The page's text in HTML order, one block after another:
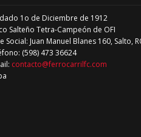
1o de Diciembre de 1912
Salteño Tetra-Campeón de OFI
Social: Juan Manuel Blanes 160, Salto,
(598) 473 36624
contacto@ferrocarrilfc.com